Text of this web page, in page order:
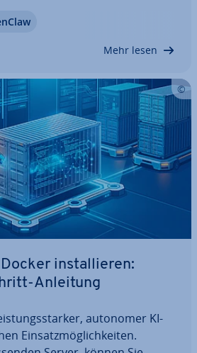
wie E-Mail-Ma­nage­ment, Ka­
Mehr lesen
in­stal­lie­ren:
Anleitung
autonomer KI-
Ein­satz­mög­lich­kei­ten.